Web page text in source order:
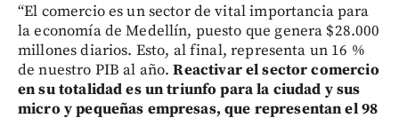
“El comercio es un sector de vital importancia para
la economía de Medellín, puesto que genera $28.000
millones diarios. Esto, al final, representa un 16 %
de nuestro PIB al año. Reactivar el sector comercio
en su totalidad es un triunfo para la ciudad y sus
micro y pequeñas empresas, que representan el 98